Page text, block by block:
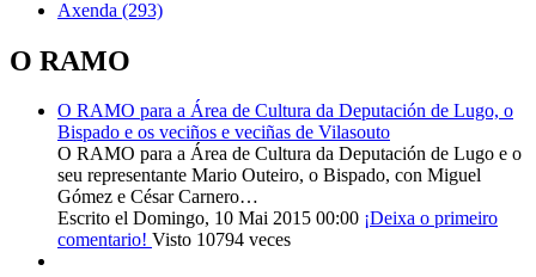
Axenda (293)
O RAMO
O RAMO para a Área de Cultura da Deputación de Lugo, o
Bispado e os veciños e veciñas de Vilasouto
O RAMO para a Área de Cultura da Deputación de Lugo e o
seu representante Mario Outeiro, o Bispado, con Miguel
Gómez e César Carnero…
Escrito el Domingo, 10 Mai 2015 00:00 ¡Deixa o primeiro
comentario! Visto 10794 veces